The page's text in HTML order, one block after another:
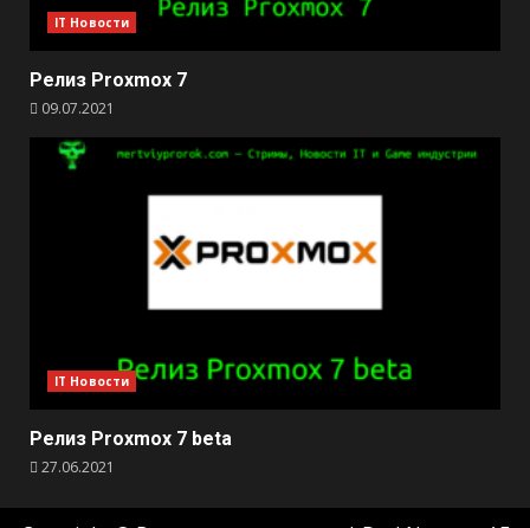
IT Новости
Релиз Proxmox 7
09.07.2021
IT Новости
Релиз Proxmox 7 beta
27.06.2021